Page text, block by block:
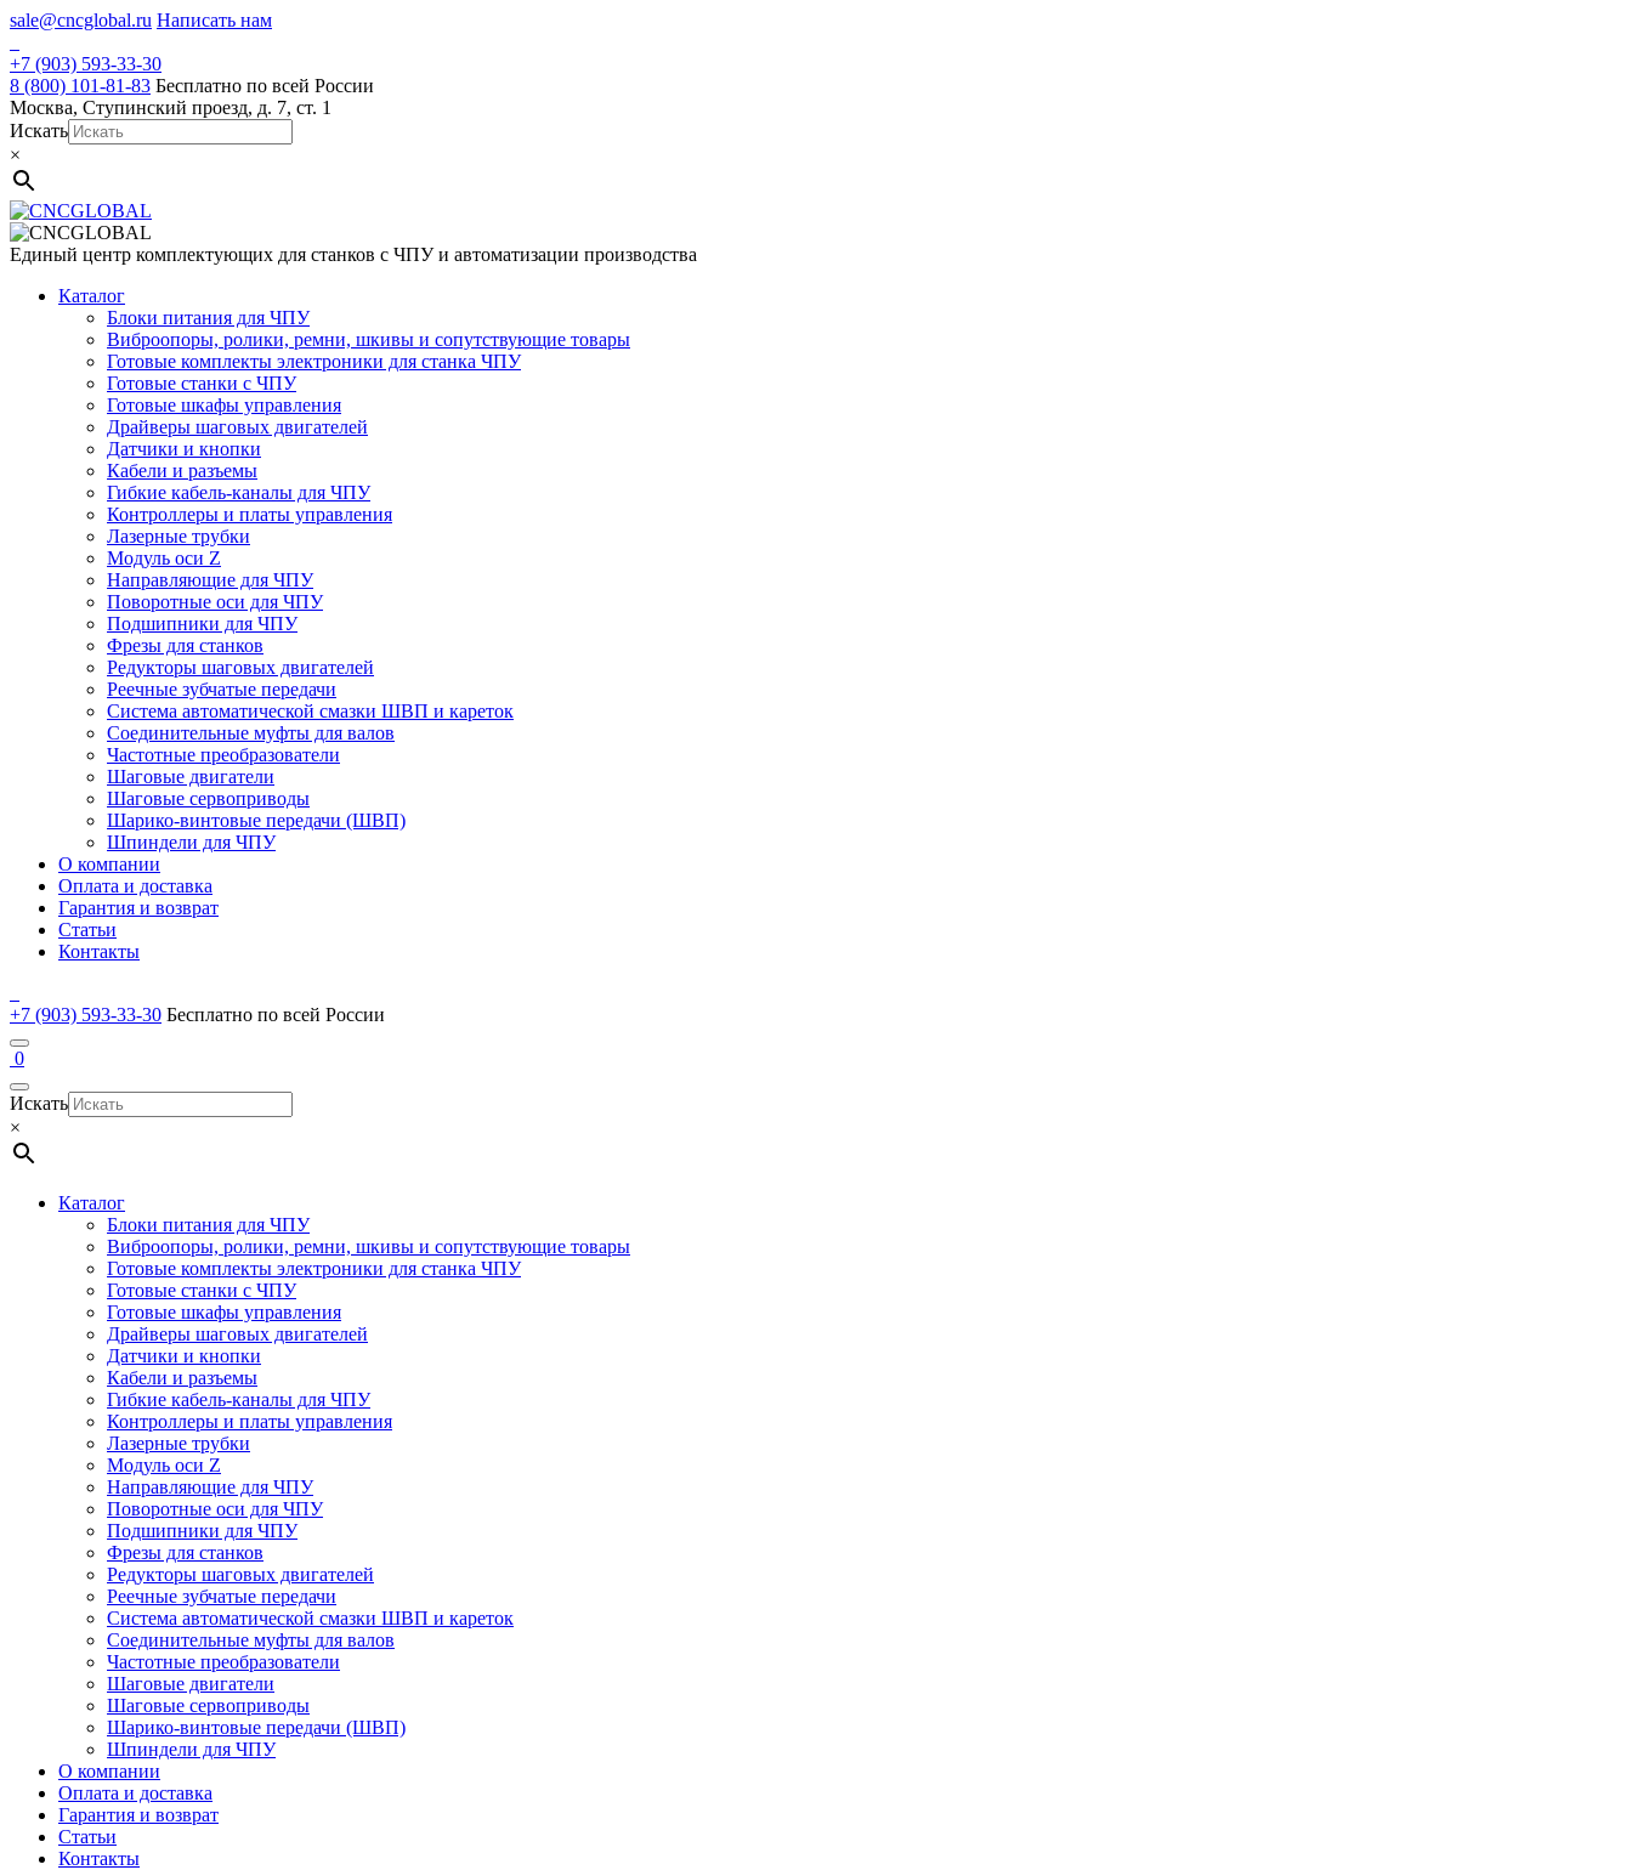
Skip
content
sale@cncglobal.ru Написать нам
+7 (903) 593-33-30
8 (800) 101-81-83 Бесплатно по всей России
Москва, Ступинский проезд, д. 7, ст. 1
Искать
×
Единый центр комплектующих для станков с ЧПУ и автоматизации производства
Каталог
Блоки питания для ЧПУ
Виброопоры, ролики, ремни, шкивы и сопутствующие товары
Готовые комплекты электроники для станка ЧПУ
Готовые станки с ЧПУ
Готовые шкафы управления
Драйверы шаговых двигателей
Датчики и кнопки
Кабели и разъемы
Гибкие кабель-каналы для ЧПУ
Контроллеры и платы управления
Лазерные трубки
Модуль оси Z
Направляющие для ЧПУ
Поворотные оси для ЧПУ
Подшипники для ЧПУ
Фрезы для станков
Редукторы шаговых двигателей
Реечные зубчатые передачи
Система автоматической смазки ШВП и кареток
Соединительные муфты для валов
Частотные преобразователи
Шаговые двигатели
Шаговые сервоприводы
Шарико-винтовые передачи (ШВП)
Шпиндели для ЧПУ
О компании
Оплата и доставка
Гарантия и возврат
Статьи
Контакты
+7 (903) 593-33-30 Бесплатно по всей России
0
Искать
×
Каталог
Блоки питания для ЧПУ
Виброопоры, ролики, ремни, шкивы и сопутствующие товары
Готовые комплекты электроники для станка ЧПУ
Готовые станки с ЧПУ
Готовые шкафы управления
Драйверы шаговых двигателей
Датчики и кнопки
Кабели и разъемы
Гибкие кабель-каналы для ЧПУ
Контроллеры и платы управления
Лазерные трубки
Модуль оси Z
Направляющие для ЧПУ
Поворотные оси для ЧПУ
Подшипники для ЧПУ
Фрезы для станков
Редукторы шаговых двигателей
Реечные зубчатые передачи
Система автоматической смазки ШВП и кареток
Соединительные муфты для валов
Частотные преобразователи
Шаговые двигатели
Шаговые сервоприводы
Шарико-винтовые передачи (ШВП)
Шпиндели для ЧПУ
О компании
Оплата и доставка
Гарантия и возврат
Статьи
Контакты